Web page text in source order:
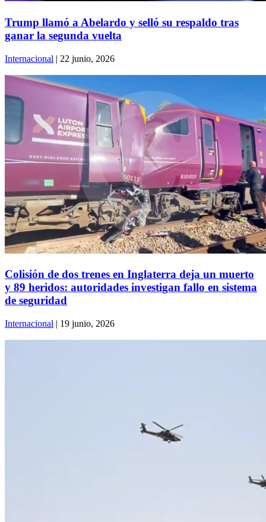
Trump llamó a Abelardo y selló su respaldo tras
ganar la segunda vuelta
Internacional | 22 junio, 2026
Colisión de dos trenes en Inglaterra deja un muerto
y 89 heridos: autoridades investigan fallo en sistema
de seguridad
Internacional | 19 junio, 2026